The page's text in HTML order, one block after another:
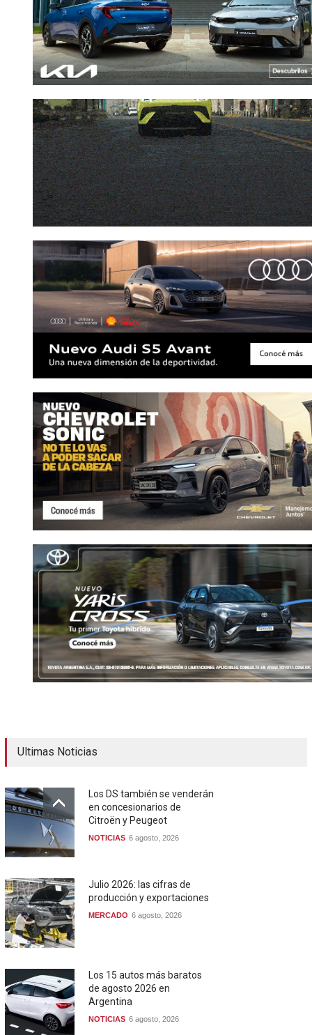
Ultimas Noticias
Los DS también se venderán
en concesionarios de
Citroën y Peugeot
NOTICIAS 6 agosto, 2026
Julio 2026: las cifras de
producción y exportaciones
MERCADO 6 agosto, 2026
Los 15 autos más baratos
de agosto 2026 en
Argentina
NOTICIAS 6 agosto, 2026